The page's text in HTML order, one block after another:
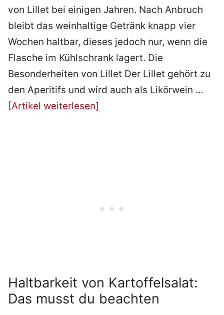
von Lillet bei einigen Jahren. Nach Anbruch
bleibt das weinhaltige Getränk knapp vier
Wochen haltbar, dieses jedoch nur, wenn die
Flasche im Kühlschrank lagert. Die
Besonderheiten von Lillet Der Lillet gehört zu
den Aperitifs und wird auch als Likörwein …
[Artikel weiterlesen]
Haltbarkeit von Kartoffelsalat:
Das musst du beachten